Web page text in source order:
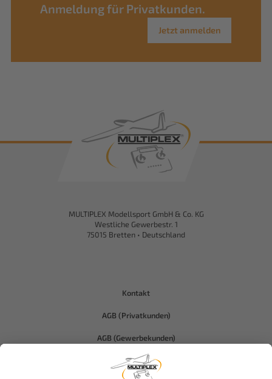
Anmeldung für Privatkunden.
Jetzt anmelden
MULTIPLEX Modellsport GmbH & Co. KG
Westliche Gewerbestr. 1
75015 Bretten • Deutschland
Kontakt
AGB (Privatkunden)
AGB (Gewerbekunden)
Datenschutz